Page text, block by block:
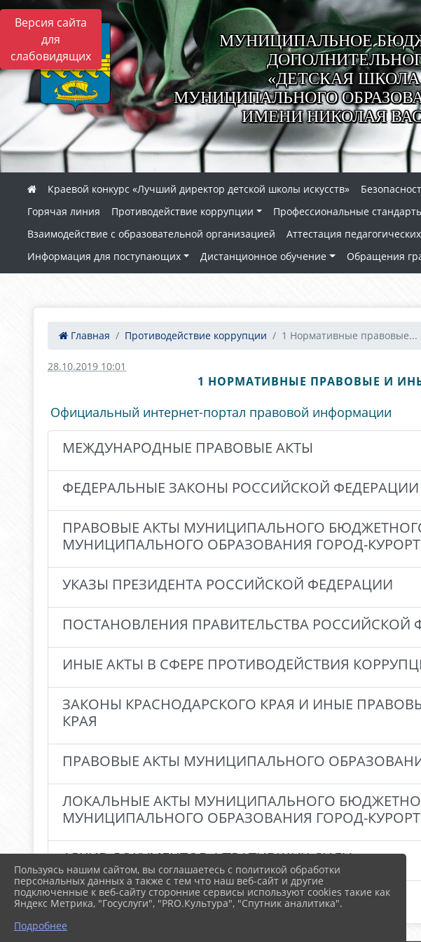
Версия сайта
для
слабовидящих
МУНИЦИПАЛЬНОЕ
«ДЕТСКАЯ
МУНИЦИПАЛЬНОГО
ИМЕНИ НИКОЛАЯ
Краевой конкурс «Лучший директор детской школы искусств»
Горячая линия
Противодействие коррупции Профессиональные
Взаимодействие с образовательной организацией
Аттестация
Информация для поступающих
Дистанционное обучение Обращения
Главная Противодействие коррупции 1 Нормативные правовые...
28.10.2019 10:01
1 НОРМАТИВНЫЕ ПРАВОВЫЕ И
Официальный интернет-портал правовой информации
МЕЖДУНАРОДНЫЕ ПРАВОВЫЕ АКТЫ
ФЕДЕРАЛЬНЫЕ ЗАКОНЫ РОССИЙСКОЙ ФЕДЕРАЦИИ
ПРАВОВЫЕ АКТЫ МУНИЦИПАЛЬНОГО
МУНИЦИПАЛЬНОГО ОБРАЗОВАНИЯ ГОРОД-
УКАЗЫ ПРЕЗИДЕНТА РОССИЙСКОЙ ФЕДЕРАЦИИ
ПОСТАНОВЛЕНИЯ ПРАВИТЕЛЬСТВА РОССИЙСКОЙ
ИНЫЕ АКТЫ В СФЕРЕ ПРОТИВОДЕЙСТВИЯ
ЗАКОНЫ КРАСНОДАРСКОГО КРАЯ И ИНЫЕ
КРАЯ
ПРАВОВЫЕ АКТЫ МУНИЦИПАЛЬНОГО
ЛОКАЛЬНЫЕ АКТЫ МУНИЦИПАЛЬНОГО
МУНИЦИПАЛЬНОГО ОБРАЗОВАНИЯ ГОРОД-
АРХИВ ДОКУМЕНТОВ, УТРАТИВШИХ СИЛУ
Пользуясь нашим сайтом, вы соглашаетесь с политикой обработки
персональных данных а также с тем что наш веб-сайт и другие
подключенные к веб-сайту сторонние сервисы используют cookies такие как
Яндекс Метрика, "Госуслуги", "PRO.Культура", "Спутник аналитика".
Подробнее